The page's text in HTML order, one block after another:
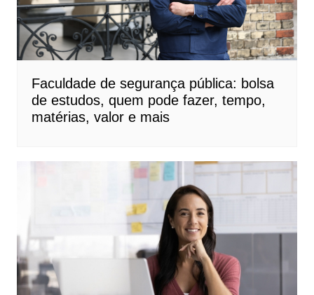
Faculdade de segurança pública: bolsa
de estudos, quem pode fazer, tempo,
matérias, valor e mais